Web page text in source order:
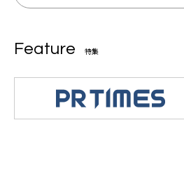
Feature 特集